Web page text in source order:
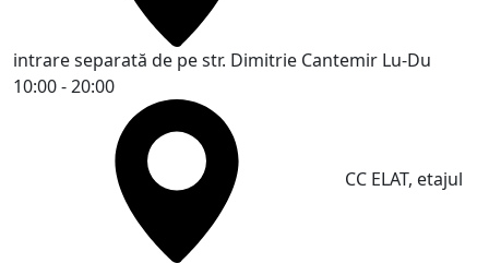
intrare separată de pe str. Dimitrie Cantemir Lu-Du
10:00 - 20:00
CC ELAT, etajul